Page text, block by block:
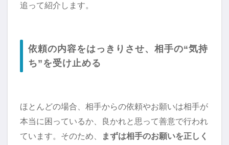
追って紹介します。
依頼の内容をはっきりさせ、相手の“気持
ち”を受け止める
ほとんどの場合、相手からの依頼やお願いは相手が
本当に困っているか、良かれと思って善意で行われ
ています。そのため、
まずは相手のお願いを正しく